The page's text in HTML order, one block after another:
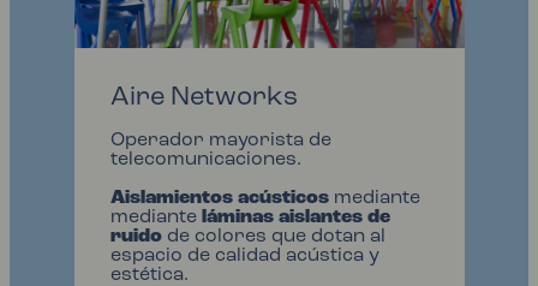
Aire Networks
Operador mayorista de
telecomunicaciones.
Aislamientos acústicosmediante
mediante láminas aislantes de
ruidode colores que dotan al
espacio de calidad acústica y
estética.